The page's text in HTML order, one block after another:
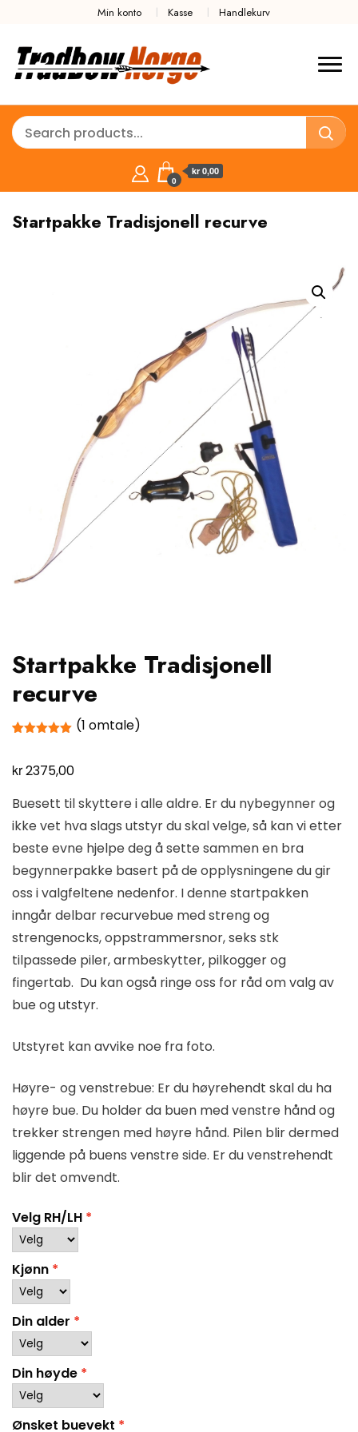
Min konto Kasse Handlekurv
0
kr 0,00
Startpakke Tradisjonell recurve
Startpakke Tradisjonell
recurve
basert på
kundevurdering
(1 omtale)
kr2375,00
Buesett til skyttere i alle aldre. Er du nybegynner og
ikke vet hva slags utstyr du skal velge, så kan vi etter
beste evne hjelpe deg å sette sammen en bra
begynnerpakke basert på de opplysningene du gir
oss i valgfeltene nedenfor. I denne startpakken
inngår delbar recurvebue med streng og
strengenocks, oppstrammersnor, seks stk
tilpassede piler, armbeskytter, pilkogger og
fingertab. Du kan også ringe oss for råd om valg av
bue og utstyr.
Utstyret kan avvike noe fra foto.
Høyre- og venstrebue: Er du høyrehendt skal du ha
høyre bue. Du holder da buen med venstre hånd og
trekker strengen med høyre hånd. Pilen blir dermed
liggende på buens venstre side. Er du venstrehendt
blir det omvendt.
Velg RH/LH
Kjønn
Din alder
Din høyde
Ønsket buevekt